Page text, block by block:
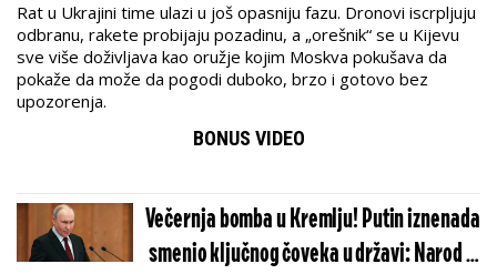
Rat u Ukrajini time ulazi u još opasniju fazu. Dronovi iscrpljuju
odbranu, rakete probijaju pozadinu, a „orešnik“ se u Kijevu
sve više doživljava kao oružje kojim Moskva pokušava da
pokaže da može da pogodi duboko, brzo i gotovo bez
upozorenja.
BONUS VIDEO
Večernja bomba u Kremlju! Putin iznenada
smenio ključnog čoveka u državi: Narod u